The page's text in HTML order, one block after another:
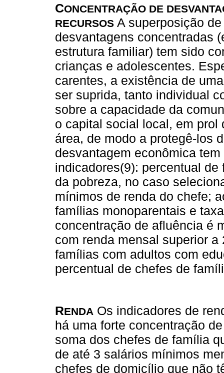
CONCENTRAÇÃO DE
RECURSOS A superposição
desvantagens concentradas
estrutura familiar) tem sido
crianças e adolescentes.
carentes, a existência de
ser suprida, tanto individual
sobre a capacidade da
o capital social local, em
área, de modo a protegê-los
desvantagem econômica
indicadores(9): percentual
da pobreza, no caso
mínimos de renda do chefe;
famílias monoparentais e
concentração de afluência é
com renda mensal superior
famílias com adultos com
percentual de chefes de
RENDA Os indicadores de
há uma forte concentração
soma dos chefes de família
de até 3 salários mínimos
chefes de domicílio que não